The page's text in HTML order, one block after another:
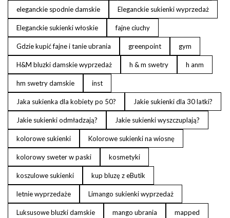
eleganckie spodnie damskie Eleganckie sukienki wyprzedaż
Eleganckie sukienki włoskie fajne ciuchy
Gdzie kupić fajne i tanie ubrania greenpoint gym
H&M bluzki damskie wyprzedaż h & m swetry h anm
hm swetry damskie inst
Jaka sukienka dla kobiety po 50? Jakie sukienki dla 30 latki?
Jakie sukienki odmładzają? Jakie sukienki wyszczuplają?
kolorowe sukienki Kolorowe sukienki na wiosnę
kolorowy sweter w paski kosmetyki
koszulowe sukienki kup bluzę z eButik
letnie wyprzedaże Limango sukienki wyprzedaż
Luksusowe bluzki damskie mango ubrania mapped